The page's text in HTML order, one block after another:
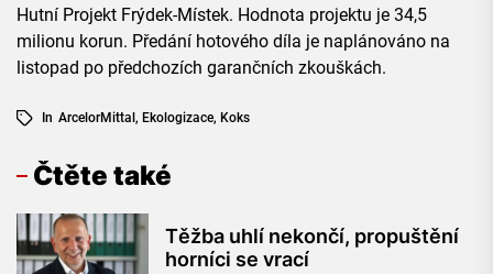
Hutní Projekt Frýdek-Místek. Hodnota projektu je 34,5
milionu korun. Předání hotového díla je naplánováno na
listopad po předchozích garančních zkouškách.
In ArcelorMittal, Ekologizace, Koks
Čtěte také
Těžba uhlí nekončí, propuštění
horníci se vrací